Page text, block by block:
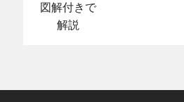
図解付きで
解説